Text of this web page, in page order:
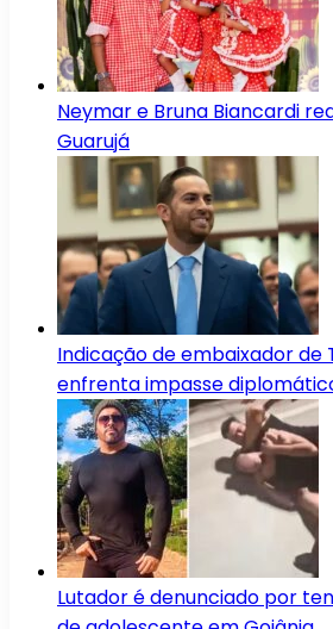
Neymar e Bruna Biancardi
Guarujá
Indicação de embaixador de
enfrenta impasse
Lutador é denunciado por